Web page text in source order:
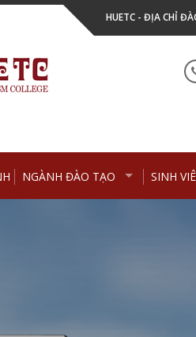
HUETC - ĐỊA CHỈ
NGÀNH ĐÀO TẠO SINH